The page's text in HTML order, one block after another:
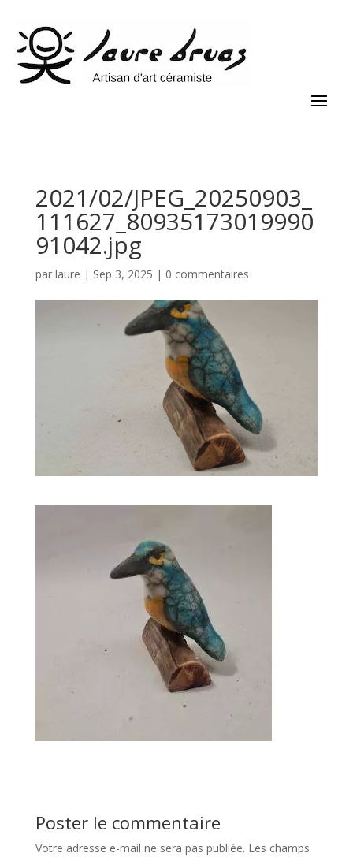
2021/02/JPEG_20250903_
111627_80935173019990
91042.jpg
par laure | Sep 3, 2025 | 0 commentaires
Poster le commentaire
Votre adresse e-mail ne sera pas publiée. Les champs